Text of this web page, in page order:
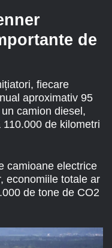
de
fiecare
aproximativ 95
camion diesel,
de kilometri
camioane electrice
economiile totale ar
de tone de CO2